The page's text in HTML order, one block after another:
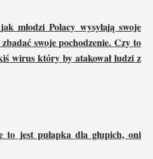
młodzi Polacy wysyłają swoje
swoje pochodzenie. Czy to
wirus który by atakował ludzi z
to jest pułapka dla głupich, oni